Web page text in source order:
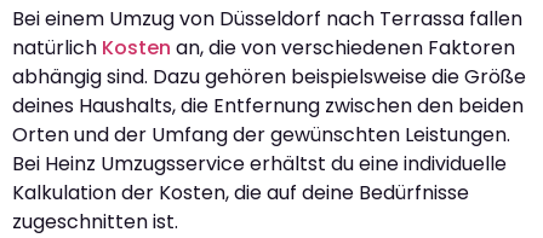
Bei einem Umzug von Düsseldorf nach Terrassa fallen
natürlich Kosten an, die von verschiedenen Faktoren
abhängig sind. Dazu gehören beispielsweise die Größe
deines Haushalts, die Entfernung zwischen den beiden
Orten und der Umfang der gewünschten Leistungen.
Bei Heinz Umzugsservice erhältst du eine individuelle
Kalkulation der Kosten, die auf deine Bedürfnisse
zugeschnitten ist.